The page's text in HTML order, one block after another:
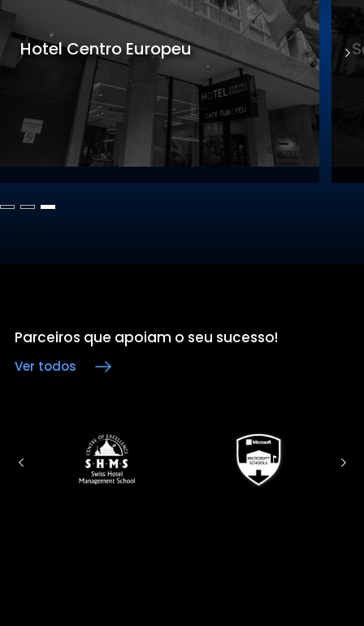
Sede Gastronomia
Parceiros que apoiam o seu sucesso!
Ver todos